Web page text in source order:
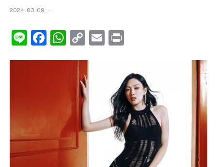
2024-03-09
LineFacebook
WhatsApp
CopyEmail